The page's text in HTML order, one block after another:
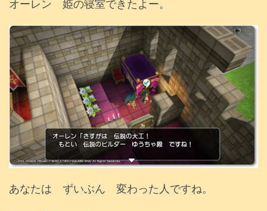
オーレン 姫の寝室できたよー。
あなたは ずいぶん 変わった人ですね。